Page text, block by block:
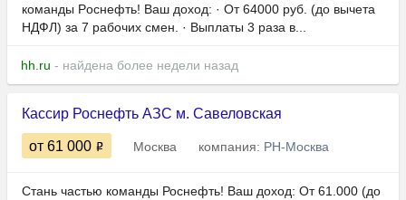
команды Pоснефть! Вaш доход: · Oт 64000 руб. (до вычета
НДФЛ) за 7 paбочиx cмeн. · Выплаты 3 pаза в...
hh.ru - найдена более недели назад
Кассир Роснефть АЗС м. Савеловская
от 61 000 Москва компания: РН-Москва
Стань частью команды Роснефть! Ваш доход: От 61.000 (до